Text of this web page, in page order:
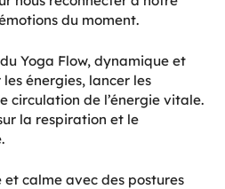
du moment.
Yoga Flow, dynamique et
énergies, lancer les
circulation de l’énergie vitale.
la respiration et le
calme avec des postures